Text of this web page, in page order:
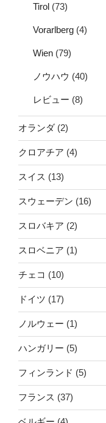
Tirol (73)
Vorarlberg (4)
Wien (79)
ノウハウ (40)
レビュー (8)
オランダ (2)
クロアチア (4)
スイス (13)
スウェーデン (16)
スロバキア (2)
スロベニア (1)
チェコ (10)
ドイツ (17)
ノルウェー (1)
ハンガリー (5)
フィンランド (5)
フランス (37)